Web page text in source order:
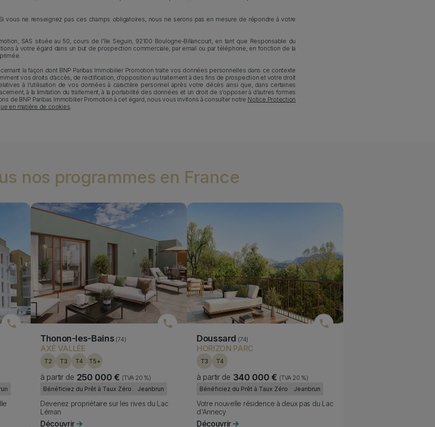
vous ne renseignez pas ces champs obligatoires, nous ne serons pas en mesure de répondre à votre
SAS située au 50, cours de l’île Seguin, 92100 Boulogne-Billancourt, en tant que Responsable du
à votre égard dans un but de prospection commerciale, par email ou par téléphone, en fonction de la
la façon dont BNP Paribas Immobilier Promotion traite vos données personnelles dans ce contexte
vos droits d’accès, de rectification, d’opposition au traitement à des fins de prospection et votre droit
à l’utilisation de vos données à caractère personnel après votre décès ainsi que, dans certaines
à la limitation du traitement, à la portabilité des données et un droit de s’opposer à d’autres formes
de BNP Paribas Immobilier Promotion à cet égard, nous vous invitons à consulter notre Notice Protection
en matière de cookies.
nos programmes en France
Media bannière
Image
Thonon-les-Bains (74)
AXÉ VALLÉE
T2 T3 T4 T5+
à partir de 250 000 € (TVA 20 %)
Fiscality
Bénéficiez du Prêt à Taux Zéro Jeanbrun
Subtitle
Devenez propriétaire sur les rives du Lac
Léman
Découvrir
Media bannière
Image
Doussard (74)
HORIZON PARC
T3 T4
à partir de 340 000 € (TVA 20 %)
Fiscality
Bénéficiez du Prêt à Taux Zéro Jeanbrun
Subtitle
Votre nouvelle résidence à deux pas du Lac
d'Annecy
Découvrir